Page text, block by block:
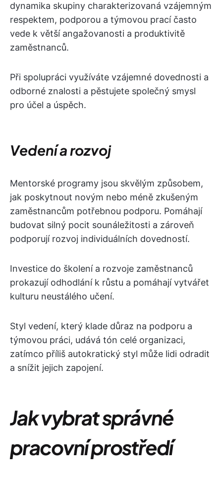
dynamika skupiny charakterizovaná vzájemným
respektem, podporou a týmovou prací často
vede k větší angažovanosti a produktivitě
zaměstnanců.
Při spolupráci využíváte vzájemné dovednosti a
odborné znalosti a pěstujete společný smysl
pro účel a úspěch.
Vedení a rozvoj
Mentorské programy jsou skvělým způsobem,
jak poskytnout novým nebo méně zkušeným
zaměstnancům potřebnou podporu. Pomáhají
budovat silný pocit sounáležitosti a zároveň
podporují rozvoj individuálních dovedností.
Investice do školení a rozvoje zaměstnanců
prokazují odhodlání k růstu a pomáhají vytvářet
kulturu neustálého učení.
Styl vedení, který klade důraz na podporu a
týmovou práci, udává tón celé organizaci,
zatímco příliš autokratický styl může lidi odradit
a snížit jejich zapojení.
Jak vybrat správné
pracovní prostředí